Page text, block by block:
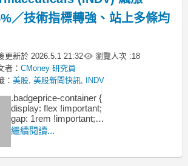
／技術指標轉強、站上多條均
更新於 2026.5.1 21:32 瀏覽人次 :18
者： CMoney 研究員
： 美股, 美股新聞快訊, INDV
.badgeprice-container {
display: flex !important;
gap: 1rem !important;
flex-wrap: wrap !important; /* 自動換行 */
繼續閱讀...